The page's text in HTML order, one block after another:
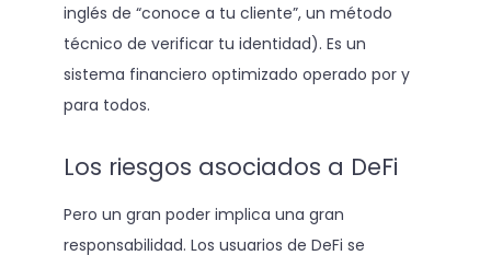
inglés de “conoce a tu cliente”, un método
técnico de verificar tu identidad). Es un
sistema financiero optimizado operado por y
para todos.
Los riesgos asociados a DeFi
Pero un gran poder implica una gran
responsabilidad. Los usuarios de DeFi se